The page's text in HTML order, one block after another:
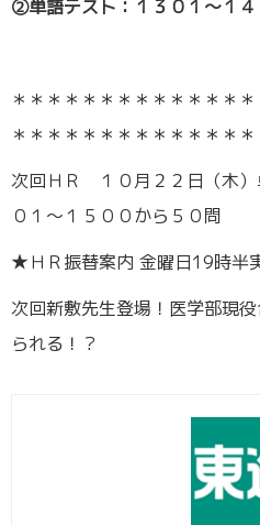
②単語テスト：１３０１～１４
＊＊＊＊＊＊＊＊＊＊＊＊＊
＊＊＊＊＊＊＊＊＊＊＊＊＊
次回ＨＲ １０月２２日（木）
０１～１５００から５０問
★ＨＲ振替案内 金曜日19時半
次回新敷先生登場！医学部現
られる！？